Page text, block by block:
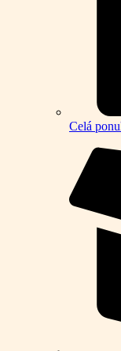
Celá